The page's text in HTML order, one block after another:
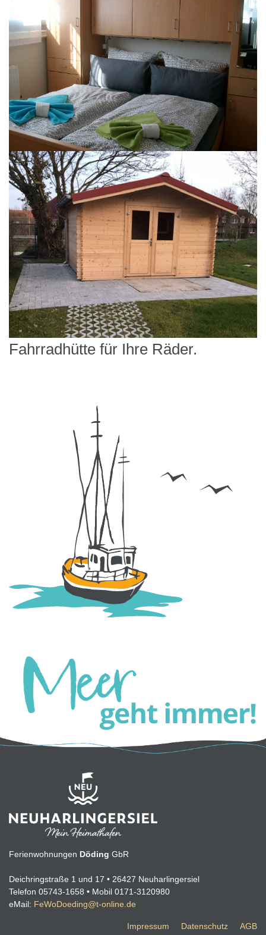
Fahrradhütte für Ihre Räder.
Ferienwohnungen Döding GbR
Deichringstraße 1 und 17 • 26427 Neuharlingersiel
Telefon 05743-1658 • Mobil 0171-3120980
eMail: FeWoDoeding@t-online.de
Impressum Datenschutz AGB